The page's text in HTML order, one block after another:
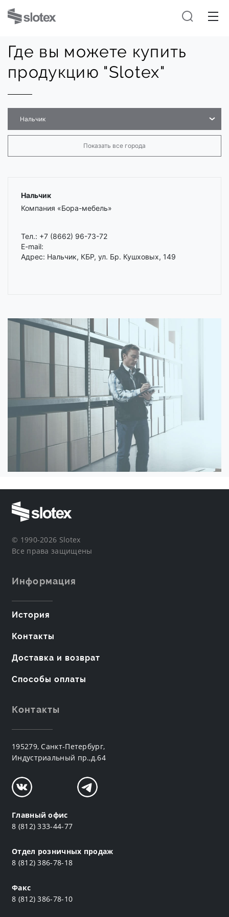
Где вы можете купить
продукцию "Slotex"
Нальчик
Показать все города
Нальчик
Компания «Бора-мебель»
Тел.: +7 (8662) 96-73-72
E-mail:
Адрес: Нальчик, КБР, ул. Бр. Кушховых, 149
© 1990-2026 Slotex
Все права защищены
Информация
История
Контакты
Доставка и возврат
Способы оплаты
Контакты
195279, Санкт-Петербург,
Индустриальный пр.,д.64
Главный офис
8 (812) 333-44-77
Отдел розничных продаж
8 (812) 386-78-18
Факс
8 (812) 386-78-10